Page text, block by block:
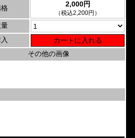
2,000円
（税込2,200円）
その他の画像